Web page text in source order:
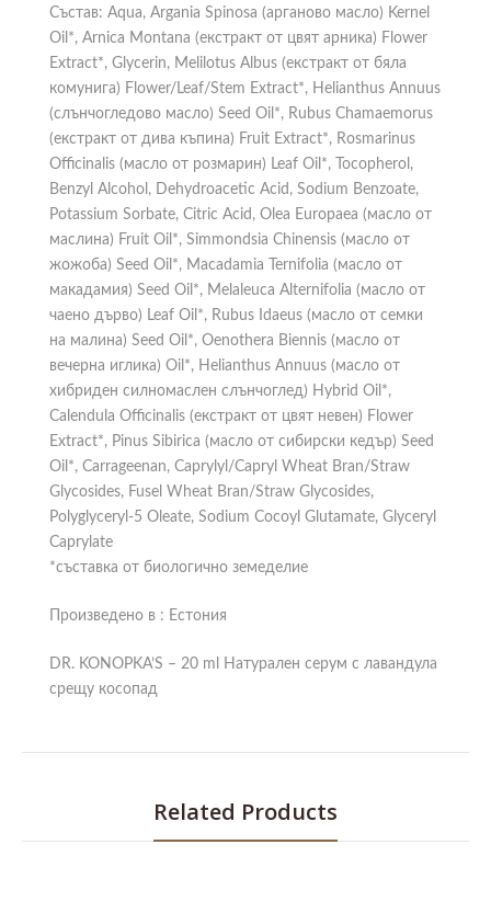
Състав: Aqua, Argania Spinosa (арганово масло) Kernel
Oil*, Arnica Montana (екстракт от цвят арника) Flower
Extract*, Glycerin, Melilotus Albus (екстракт от бяла
комунига) Flower/Leaf/Stem Extract*, Helianthus Annuus
(слънчогледово масло) Seed Oil*, Rubus Chamaemorus
(екстракт от дива къпина) Fruit Extract*, Rosmarinus
Officinalis (масло от розмарин) Leaf Oil*, Tocopherol,
Benzyl Alcohol, Dehydroacetic Acid, Sodium Benzoate,
Potassium Sorbate, Citric Acid, Olea Europaea (масло от
маслина) Fruit Oil*, Simmondsia Chinensis (масло от
жожоба) Seed Oil*, Macadamia Ternifolia (масло от
макадамия) Seed Oil*, Melaleuca Alternifolia (масло от
чаено дърво) Leaf Oil*, Rubus Idaeus (масло от семки
на малина) Seed Oil*, Oenothera Biennis (масло от
вечерна иглика) Oil*, Helianthus Annuus (масло от
хибриден силномаслен слънчоглед) Hybrid Oil*,
Calendula Officinalis (екстракт от цвят невен) Flower
Extract*, Pinus Sibirica (масло от сибирски кедър) Seed
Oil*, Carrageenan, Caprylyl/Capryl Wheat Bran/Straw
Glycosides, Fusel Wheat Bran/Straw Glycosides,
Polyglyceryl-5 Oleate, Sodium Cocoyl Glutamate, Glyceryl
Caprylate
*съставка от биологично земеделие
Произведено в : Естония
DR. KONOPKA’S – 20 ml Натурален серум с лавандула
срещу косопад
Related Products